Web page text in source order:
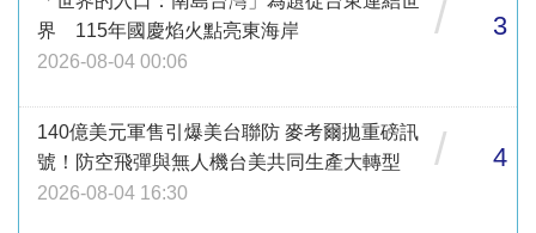
界 115年國慶焰火點亮東海岸
2026-08-04 00:06
/ 3
140億美元軍售引爆美台聯防 麥考爾拋重磅訊
號！防空飛彈與無人機台美共同生產大轉型
2026-08-04 16:30
/ 4